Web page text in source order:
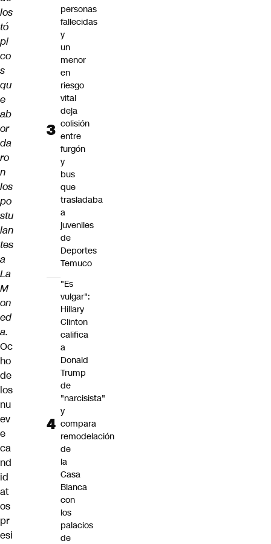
los
tó
pi
co
s
qu
e
ab
or
da
ro
n
los
po
stu
lan
tes
a
La
M
on
ed
a.
Oc
ho
de
los
nu
ev
e
ca
nd
id
at
os
pr
esi
personas
fallecidas
y
un
menor
en
riesgo
vital
deja
colisión
entre
furgón
y
bus
que
trasladaba
a
juveniles
de
Deportes
Temuco
"Es
vulgar":
Hillary
Clinton
califica
a
Donald
Trump
de
"narcisista"
y
compara
remodelación
de
la
Casa
Blanca
con
los
palacios
de